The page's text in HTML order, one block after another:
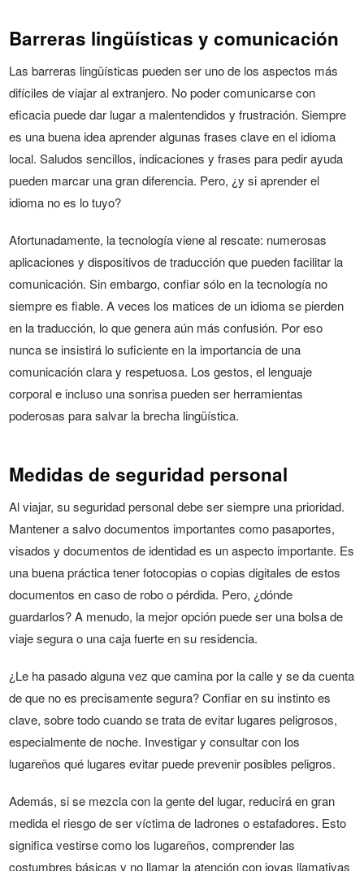
Barreras lingüísticas y comunicación
Las barreras lingüísticas pueden ser uno de los aspectos más
difíciles de viajar al extranjero. No poder comunicarse con
eficacia puede dar lugar a malentendidos y frustración. Siempre
es una buena idea aprender algunas frases clave en el idioma
local. Saludos sencillos, indicaciones y frases para pedir ayuda
pueden marcar una gran diferencia. Pero, ¿y si aprender el
idioma no es lo tuyo?
Afortunadamente, la tecnología viene al rescate: numerosas
aplicaciones y dispositivos de traducción que pueden facilitar la
comunicación. Sin embargo, confiar sólo en la tecnología no
siempre es fiable. A veces los matices de un idioma se pierden
en la traducción, lo que genera aún más confusión. Por eso
nunca se insistirá lo suficiente en la importancia de una
comunicación clara y respetuosa. Los gestos, el lenguaje
corporal e incluso una sonrisa pueden ser herramientas
poderosas para salvar la brecha lingüística.
Medidas de seguridad personal
Al viajar, su seguridad personal debe ser siempre una prioridad.
Mantener a salvo documentos importantes como pasaportes,
visados y documentos de identidad es un aspecto importante. Es
una buena práctica tener fotocopias o copias digitales de estos
documentos en caso de robo o pérdida. Pero, ¿dónde
guardarlos? A menudo, la mejor opción puede ser una bolsa de
viaje segura o una caja fuerte en su residencia.
¿Le ha pasado alguna vez que camina por la calle y se da cuenta
de que no es precisamente segura? Confiar en su instinto es
clave, sobre todo cuando se trata de evitar lugares peligrosos,
especialmente de noche. Investigar y consultar con los
lugareños qué lugares evitar puede prevenir posibles peligros.
Además, si se mezcla con la gente del lugar, reducirá en gran
medida el riesgo de ser víctima de ladrones o estafadores. Esto
significa vestirse como los lugareños, comprender las
costumbres básicas y no llamar la atención con joyas llamativas